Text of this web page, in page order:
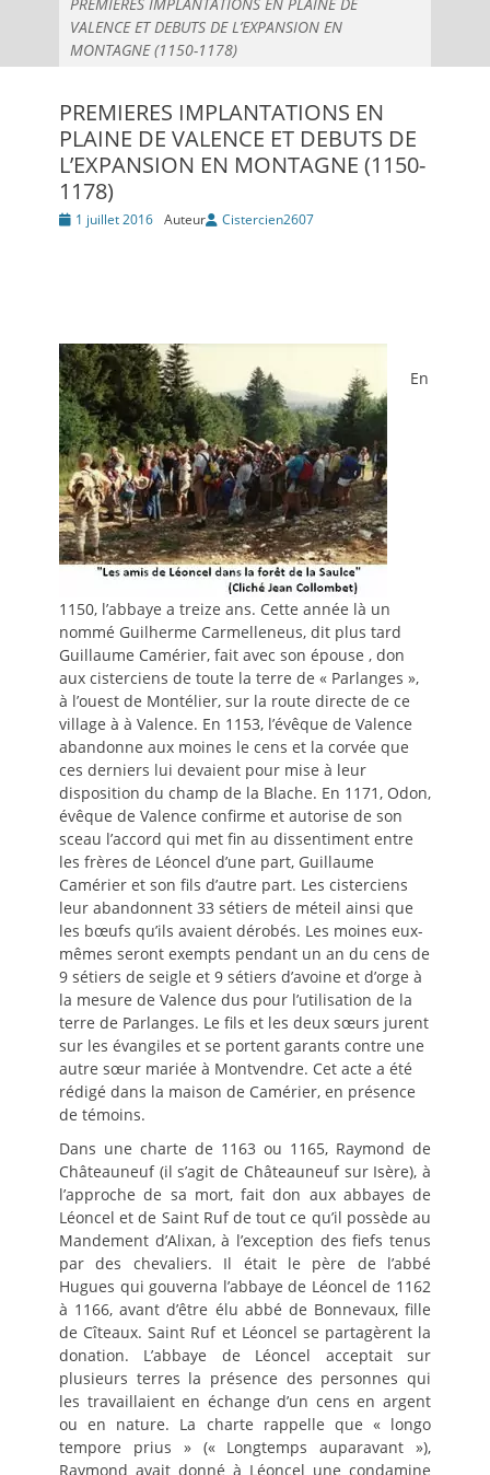
VALENCE ET DEBUTS DE L’EXPANSION EN
MONTAGNE (1150-1178)
PREMIERES IMPLANTATIONS EN
PLAINE DE VALENCE ET DEBUTS DE
L’EXPANSION EN MONTAGNE (1150-
1178)
Posté1 juillet 2016 Auteur Cistercien2607
En
1150, l’abbaye a treize ans. Cette année là un
nommé Guilherme Carmelleneus, dit plus tard
Guillaume Camérier, fait avec son épouse , don
aux cisterciens de toute la terre de « Parlanges »,
à l’ouest de Montélier, sur la route directe de ce
village à à Valence. En 1153, l’évêque de Valence
abandonne aux moines le cens et la corvée que
ces derniers lui devaient pour mise à leur
disposition du champ de la Blache. En 1171, Odon,
évêque de Valence confirme et autorise de son
sceau l’accord qui met fin au dissentiment entre
les frères de Léoncel d’une part, Guillaume
Camérier et son fils d’autre part. Les cisterciens
leur abandonnent 33 sétiers de méteil ainsi que
les bœufs qu’ils avaient dérobés. Les moines eux-
mêmes seront exempts pendant un an du cens de
9 sétiers de seigle et 9 sétiers d’avoine et d’orge à
la mesure de Valence dus pour l’utilisation de la
terre de Parlanges. Le fils et les deux sœurs jurent
sur les évangiles et se portent garants contre une
autre sœur mariée à Montvendre. Cet acte a été
rédigé dans la maison de Camérier, en présence
de témoins.
Dans une charte de 1163 ou 1165, Raymond de
Châteauneuf (il s’agit de Châteauneuf sur Isère), à
l’approche de sa mort, fait don aux abbayes de
Léoncel et de Saint Ruf de tout ce qu’il possède au
Mandement d’Alixan, à l’exception des fiefs tenus
par des chevaliers. Il était le père de l’abbé
Hugues qui gouverna l’abbaye de Léoncel de 1162
à 1166, avant d’être élu abbé de Bonnevaux, fille
de Cîteaux. Saint Ruf et Léoncel se partagèrent la
donation. L’abbaye de Léoncel acceptait sur
plusieurs terres la présence des personnes qui
les travaillaient en échange d’un cens en argent
ou en nature. La charte rappelle que « longo
tempore prius » (« Longtemps auparavant »),
Raymond avait donné à Léoncel une condamine